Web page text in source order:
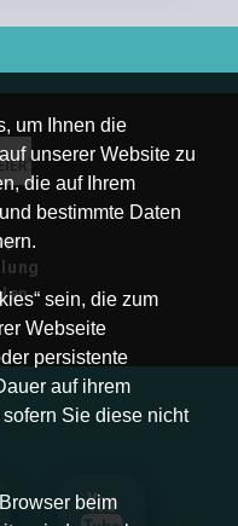
um Ihnen die
unserer Website zu
die auf Ihrem
bestimmte Daten
sein, die zum
Webseite
persistente
auf ihrem
Sie diese nicht
beim